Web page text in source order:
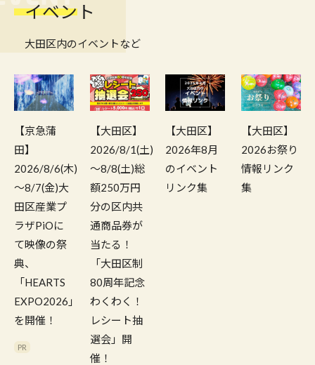
イベント
大田区内のイベントなど
【京急蒲
田】
2026/8/6(木)
～8/7(金)大
田区産業プ
ラザPiOに
て映像の祭
典、
「HEARTS
EXPO2026」
を開催！
PR
【大田区】
2026/8/1(土)
～8/8(土)総
額250万円
分の区内共
通商品券が
当たる！
「大田区制
80周年記念
わくわく！
レシート抽
選会」開
催！
【大田区】
2026年8月
のイベント
リンク集
【大田区】
2026お祭り
情報リンク
集